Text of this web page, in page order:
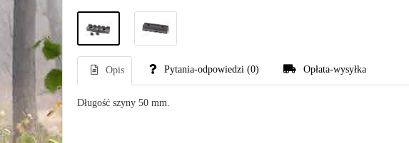
Opis Pytania-odpowiedzi (0) Opłata-wysyłka
Długość szyny 50 mm.